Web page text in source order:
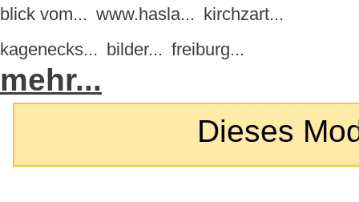
blick vom... www.hasla... kirchzart...
kagenecks... bilder... freiburg...
mehr...
Dieses